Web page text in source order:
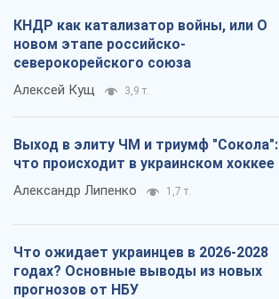
КНДР как катализатор войны, или О
новом этапе российско-
северокорейского союза
Алексей Кущ 3,9 т.
Выход в элиту ЧМ и триумф "Сокола":
что происходит в украинском хоккее
Александр Липенко 1,7 т.
Что ожидает украинцев в 2026-2028
годах? Основные выводы из новых
прогнозов от НБУ